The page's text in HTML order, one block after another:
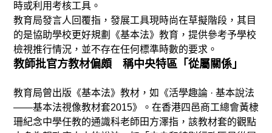
時或利用考核工具。
教育局發言人回覆指，發展工具現時尚在草擬階段，其目
的是協助學校更好規劃《基本法》教育，提供參考予學校
檢視推行情況，並不存在任何標準時數的要求。
教師批官方教材偏頗 稱中央特區「從屬關係」
教育局曾出版《基本法》教材，如《活學趣論 · 基本說法
——基本法視像教材套2015》。在香港四邑商工總會黃棣
珊紀念中學任教的通識科老師田方澤指，該教材套的觀點